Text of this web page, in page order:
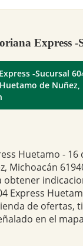
Express
-Sucursal
de Nuñez,
Huetamo - 16
Michoacán
obtener
Express
de ofertas,
en el